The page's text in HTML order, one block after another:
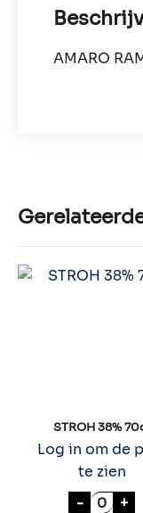
AMARO
STROH 38%
Log in om de
te zien
-
+